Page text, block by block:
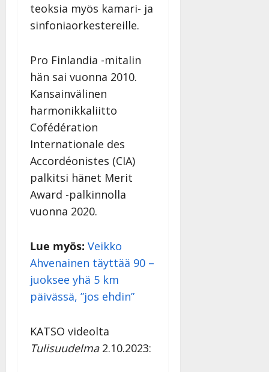
teoksia myös kamari- ja
sinfoniaorkestereille.
Pro Finlandia -mitalin
hän sai vuonna 2010.
Kansainvälinen
harmonikkaliitto
Cofédération
Internationale des
Accordéonistes (CIA)
palkitsi hänet Merit
Award -palkinnolla
vuonna 2020.
Lue myös: Veikko
Ahvenainen täyttää 90 –
juoksee yhä 5 km
päivässä, ”jos ehdin”
KATSO videolta
Tulisuudelma2.10.2023: